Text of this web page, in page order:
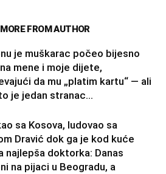
MORE FROM AUTHOR
je muškarac počeo bijesno
mene i moje dijete,
da mu „platim kartu“ — ali
je jedan stranac...
sa Kosova, ludovao sa
Dravić dok ga je kod kuće
najlepša doktorka: Danas
na pijaci u Beogradu, a